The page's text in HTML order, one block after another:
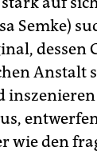
Semke)
dessen
Anstalt
wie den